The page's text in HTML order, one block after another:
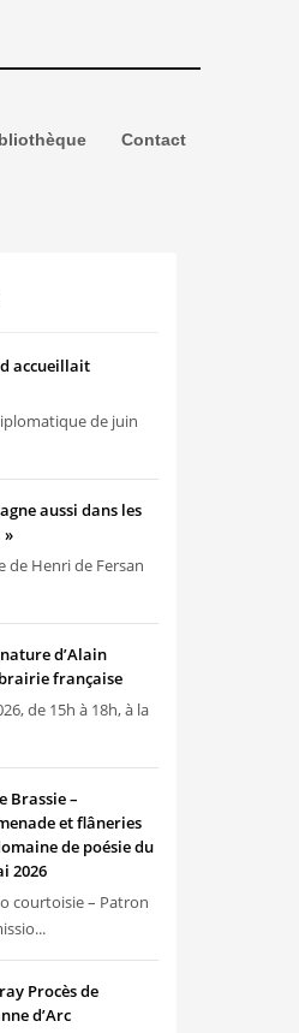
Contact
accueillait
de juin
aussi dans les
»
de Henri de Fersan
d’Alain
française
de 15h à 18h, à la
Brassie –
et flâneries
de poésie du
2026
courtoisie – Patron
Procès de
d’Arc